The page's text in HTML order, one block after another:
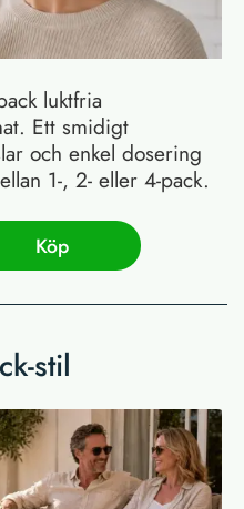
luktfria
Ett smidigt
och enkel dosering
1-, 2- eller 4-pack.
Köp
stil